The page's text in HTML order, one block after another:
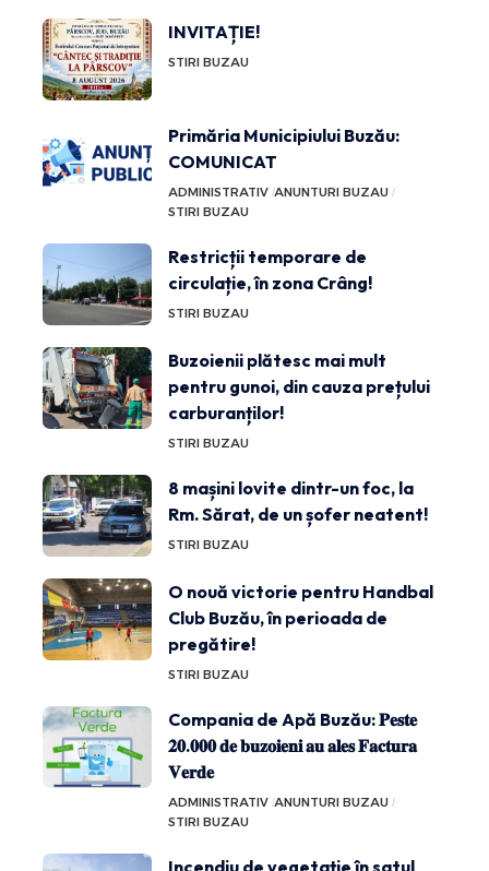
INVITAȚIE!
STIRI BUZAU
Primăria Municipiului Buzău:
COMUNICAT
ADMINISTRATIV ANUNTURI BUZAU
STIRI BUZAU
Restricții temporare de
circulație, în zona Crâng!
STIRI BUZAU
Buzoienii plătesc mai mult
pentru gunoi, din cauza prețului
carburanților!
STIRI BUZAU
8 mașini lovite dintr-un foc, la
Rm. Sărat, de un șofer neatent!
STIRI BUZAU
O nouă victorie pentru Handbal
Club Buzău, în perioada de
pregătire!
STIRI BUZAU
Compania de Apă Buzău: 𝐏𝐞𝐬𝐭𝐞
𝟐𝟎.𝟎𝟎𝟎 𝐝𝐞 𝐛𝐮𝐳𝐨𝐢𝐞𝐧𝐢 𝐚𝐮 𝐚𝐥𝐞𝐬 𝐅𝐚𝐜𝐭𝐮𝐫𝐚
𝐕𝐞𝐫𝐝𝐞
ADMINISTRATIV ANUNTURI BUZAU
STIRI BUZAU
Incendiu de vegetație în satul